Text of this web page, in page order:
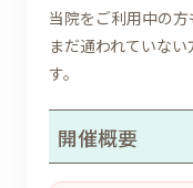
当院をご利用中の方
まだ通われていな
す。
開催概要